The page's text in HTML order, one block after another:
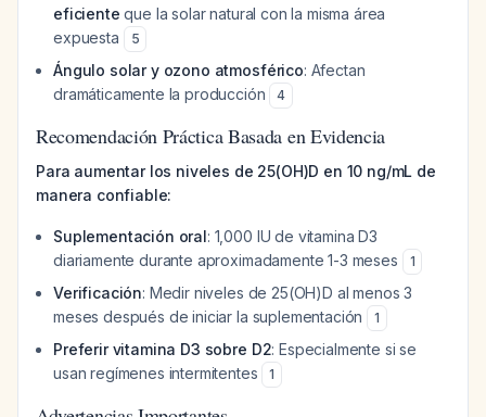
eficiente que la solar natural con la misma área
expuesta
5
Ángulo solar y ozono atmosférico: Afectan
dramáticamente la producción
4
Recomendación Práctica Basada en Evidencia
Para aumentar los niveles de 25(OH)D en 10 ng/mL de
manera confiable:
Suplementación oral: 1,000 IU de vitamina D3
diariamente durante aproximadamente 1-3 meses
1
Verificación: Medir niveles de 25(OH)D al menos 3
meses después de iniciar la suplementación
1
Preferir vitamina D3 sobre D2: Especialmente si se
usan regímenes intermitentes
1